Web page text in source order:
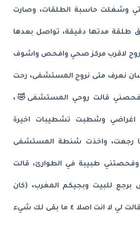
وشغلت حاسبة الطلقات، وصارت
كل ٥ دقايق طلقة مدتها دقيقة، تواصل بعدها
اروح لاقرب مركز صحي وافحص واشوف
نعرف متى نروح المستشفى، رحت
قالت روحي المستشفى🤣،
اغراضي وشطبت تشطيبات اخيرة
رجعت، واخذت شنطة المستشفى
طبيبة في الطوارئ، قالت
برجع للبيت وبجيكم المغرب، (كان
وقتها قبل الظهر، قالت لي لا انت اصلا ٤ ما بقى لك شيء